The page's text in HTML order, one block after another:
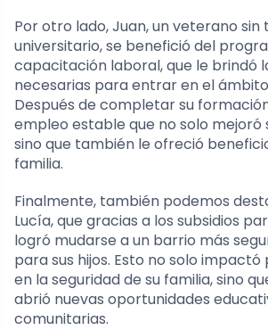
Por otro lado, Juan, un veterano sin
universitario, se benefició del
capacitación laboral, que le brindó
necesarias para entrar en el
Después de completar su
empleo estable que no solo mejoró
sino que también le ofreció
familia.
Finalmente, también podemos
Lucía, que gracias a los subsidios
logró mudarse a un barrio más
para sus hijos. Esto no solo
en la seguridad de su familia, sino
abrió nuevas oportunidades
comunitarias.